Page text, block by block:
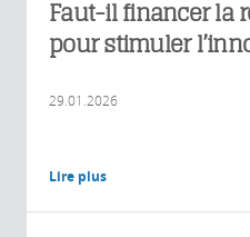
Faut-il financer la
pour stimuler
29.01.2026
Lire plus